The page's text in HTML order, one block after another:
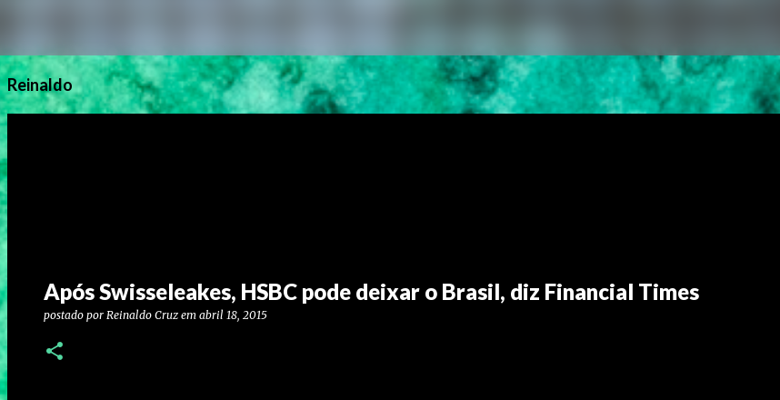
Reinaldo
Após Swisseleakes, HSBC pode deixar o Brasil, diz Financial Times
postado por Reinaldo Cruz em abril 18, 2015